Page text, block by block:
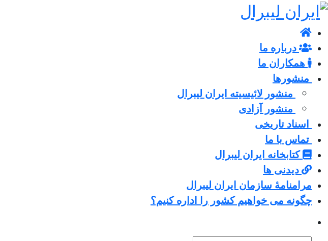
درباره ما
همکاران ما
منشورها
منشور لائیسیته ایران لیبرال
منشور آزادی
اسناد تاریخی
تماس با ما
کتابخانه ایران لیبرال
دیدنی ها
مرامنامۀ سازمان ایران لیبرال
چگونه می خواهیم کشور را اداره کنیم؟